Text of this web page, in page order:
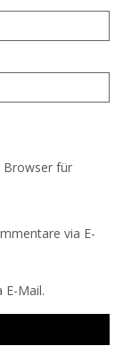
Browser für
via E-
E-Mail.